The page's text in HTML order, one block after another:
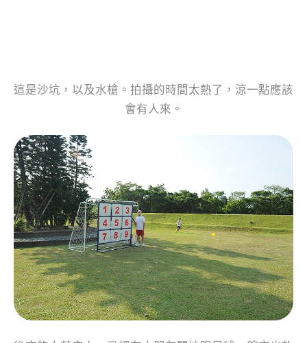
這是沙坑，以及水槍。拍攝的時間太熱了，涼一點應該
會有人來。